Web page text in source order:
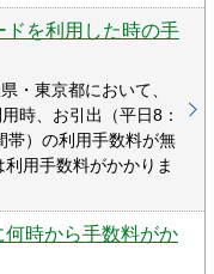
ドを利用した時の手
・東京都において、
時、お引出（平日8：
帯）の利用手数料が無
用手数料がかかりま
時から手数料がか